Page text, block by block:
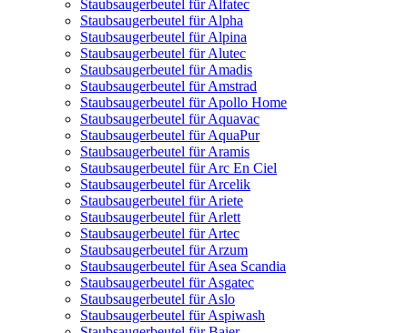
Staubsaugerbeutel für Alfatec
Staubsaugerbeutel für Alpha
Staubsaugerbeutel für Alpina
Staubsaugerbeutel für Alutec
Staubsaugerbeutel für Amadis
Staubsaugerbeutel für Amstrad
Staubsaugerbeutel für Apollo Home
Staubsaugerbeutel für Aquavac
Staubsaugerbeutel für AquaPur
Staubsaugerbeutel für Aramis
Staubsaugerbeutel für Arc En Ciel
Staubsaugerbeutel für Arcelik
Staubsaugerbeutel für Ariete
Staubsaugerbeutel für Arlett
Staubsaugerbeutel für Artec
Staubsaugerbeutel für Arzum
Staubsaugerbeutel für Asea Scandia
Staubsaugerbeutel für Asgatec
Staubsaugerbeutel für Aslo
Staubsaugerbeutel für Aspiwash